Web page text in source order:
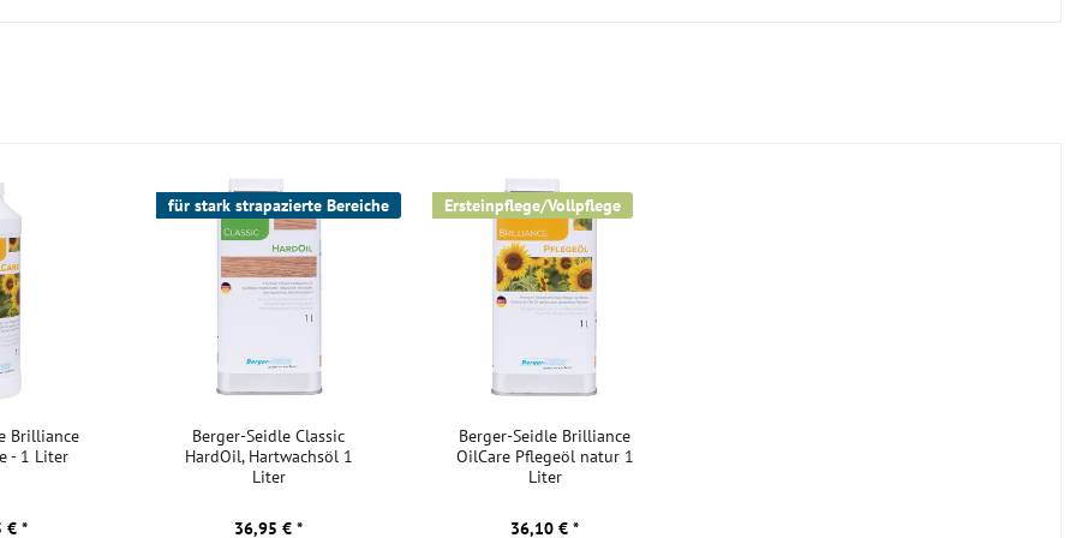
oder Fegen.
bis
sorgt für
Brilliance
- 1 Liter
€ *
für stark strapazierte Bereiche
Berger-Seidle Classic
HardOil, Hartwachsöl 1
Liter
36,95 € *
Ersteinpflege/Vollpflege
Berger-Seidle Brilliance
OilCare Pflegeöl natur 1
Liter
36,10 € *